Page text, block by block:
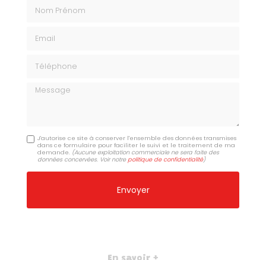
Message
J'autorise ce site à conserver l'ensemble des données transmises
dans ce formulaire pour faciliter le suivi et le traitement de ma
demande. (Aucune exploitation commerciale ne sera faite des
données concervées. Voir notrepolitique de confidentialité)